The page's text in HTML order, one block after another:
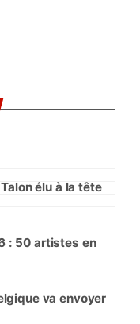
élu à la tête
: 50 artistes en
va envoyer